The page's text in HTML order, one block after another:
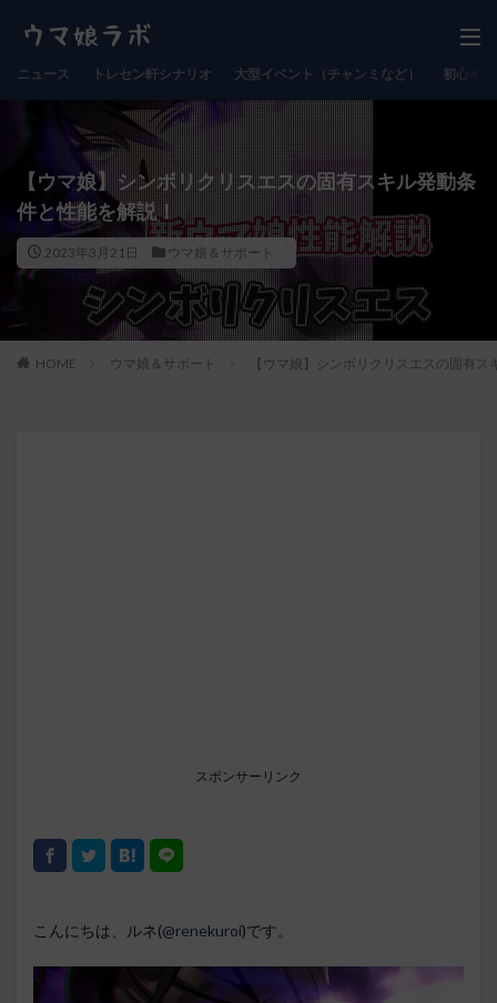
ニュース トレセン軒シナリオ 大型イベント（チャンミなど） 初心者
【ウマ娘】シンボリクリスエスの固有スキル発動条
件と性能を解説！
2023年3月21日 ウマ娘＆サポート
HOME ウマ娘＆サポート 【ウマ娘】シンボリクリスエスの固有
スポンサーリンク
こんにちは、ルネ(@renekuroi)です。